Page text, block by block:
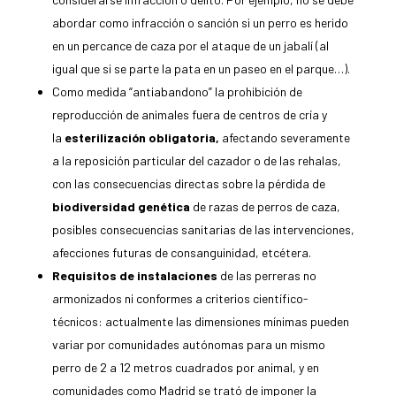
abordar como infracción o sanción si un perro es herido
en un percance de caza por el ataque de un jabalí (al
igual que si se parte la pata en un paseo en el parque…).
Como medida “antiabandono” la prohibición de
reproducción de animales fuera de centros de cría y
la esterilización obligatoria, afectando severamente
a la reposición particular del cazador o de las rehalas,
con las consecuencias directas sobre la pérdida de
biodiversidad genética de razas de perros de caza,
posibles consecuencias sanitarias de las intervenciones,
afecciones futuras de consanguinidad, etcétera.
Requisitos de instalaciones de las perreras no
armonizados ni conformes a criterios científico-
técnicos: actualmente las dimensiones mínimas pueden
variar por comunidades autónomas para un mismo
perro de 2 a 12 metros cuadrados por animal, y en
comunidades como Madrid se trató de imponer la